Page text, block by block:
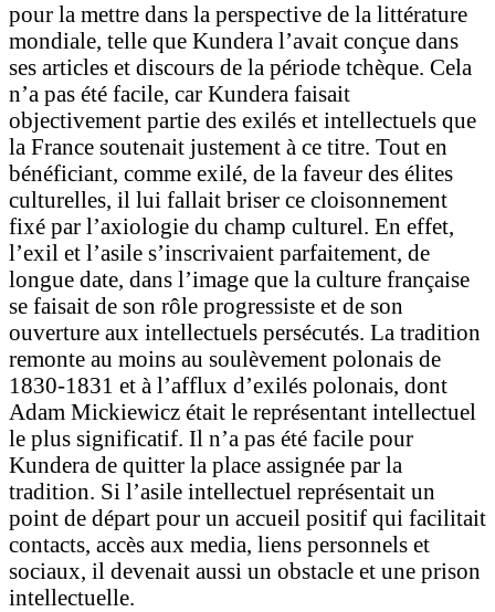
pour la mettre dans la perspective de la littérature
mondiale, telle que Kundera l’avait conçue dans
ses articles et discours de la période tchèque. Cela
n’a pas été facile, car Kundera faisait
objectivement partie des exilés et intellectuels que
la France soutenait justement à ce titre. Tout en
bénéficiant, comme exilé, de la faveur des élites
culturelles, il lui fallait briser ce cloisonnement
fixé par l’axiologie du champ culturel. En effet,
l’exil et l’asile s’inscrivaient parfaitement, de
longue date, dans l’image que la culture française
se faisait de son rôle progressiste et de son
ouverture aux intellectuels persécutés. La tradition
remonte au moins au soulèvement polonais de
1830-1831 et à l’afflux d’exilés polonais, dont
Adam Mickiewicz était le représentant intellectuel
le plus significatif. Il n’a pas été facile pour
Kundera de quitter la place assignée par la
tradition. Si l’asile intellectuel représentait un
point de départ pour un accueil positif qui facilitait
contacts, accès aux media, liens personnels et
sociaux, il devenait aussi un obstacle et une prison
intellectuelle.